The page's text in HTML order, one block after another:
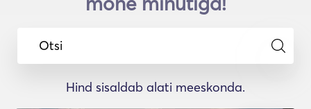
Otsi
Hind sisaldab alati meeskonda.